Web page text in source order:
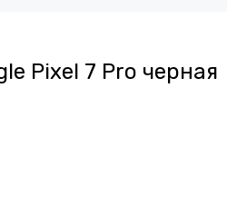
Pixel 7 Pro черная